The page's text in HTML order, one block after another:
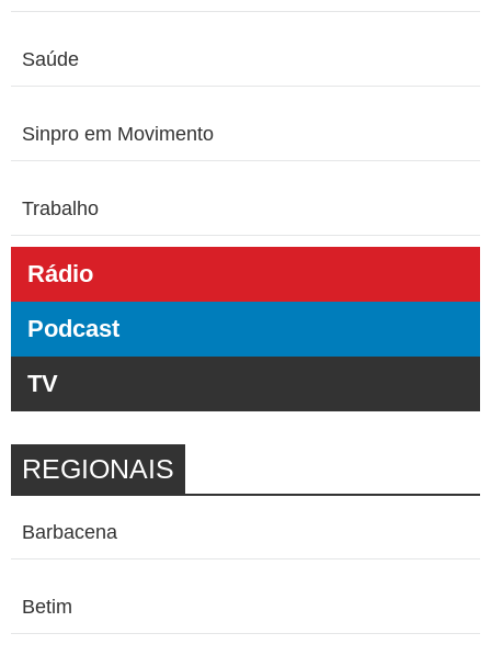
Saúde
Sinpro em Movimento
Trabalho
Rádio
Podcast
TV
REGIONAIS
Barbacena
Betim